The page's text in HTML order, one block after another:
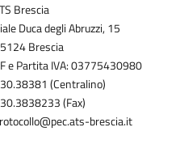
Brescia
Duca degli Abruzzi, 15
Brescia
e Partita IVA: 03775430980
(Centralino)
(Fax)
brescia.it